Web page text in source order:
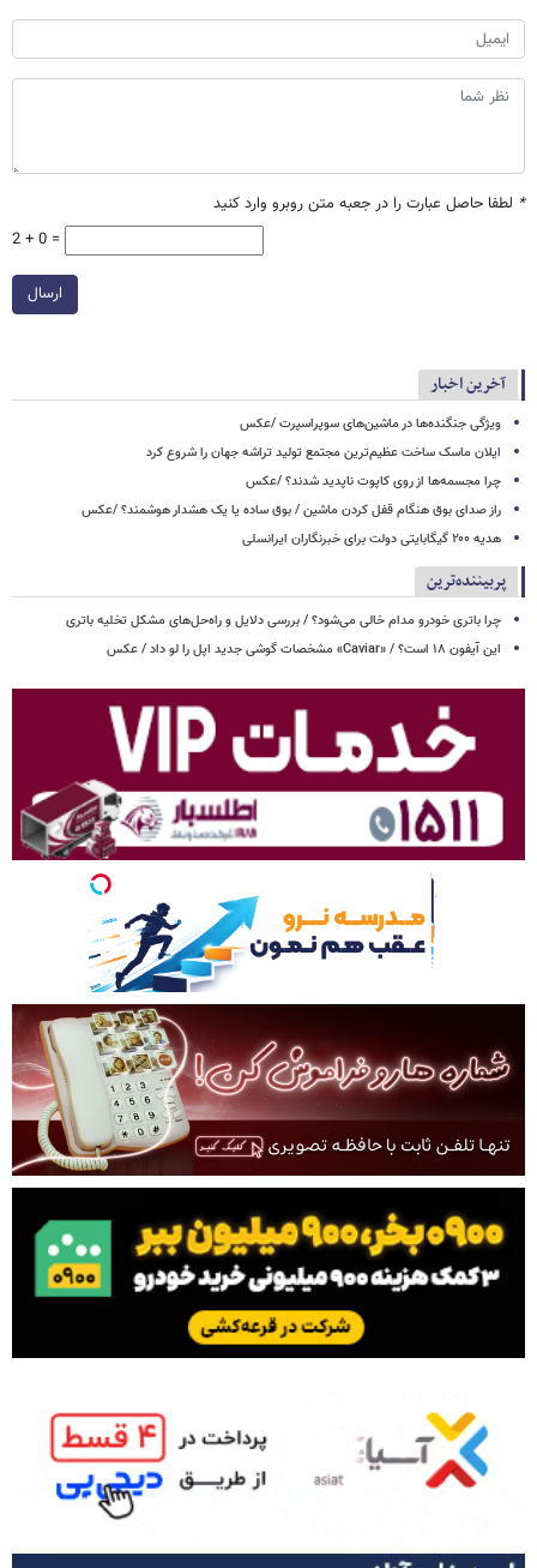
* لطفا حاصل عبارت را در جعبه متن روبرو وارد کنید
2 + 0 =
ارسال
آخرین اخبار
ویژگی جنگنده‌ها در ماشین‌های سوپراسپرت /عکس
ایلان ماسک ساخت عظیم‌ترین مجتمع تولید تراشه جهان را شروع کرد
چرا مجسمه‌ها از روی کاپوت‌ ناپدید شدند؟ /عکس
راز صدای بوق هنگام قفل کردن ماشین / بوق ساده یا یک هشدار هوشمند؟ /عکس
هدیه ۲۰۰ گیگابایتی دولت برای خبرنگاران ایرانسلی
پربیننده‌ترین
چرا باتری خودرو مدام خالی می‌شود؟ / بررسی دلایل و راه‌حل‌های مشکل تخلیه باتری
این آیفون ۱۸ است؟ / «Caviar» مشخصات گوشی جدید اپل را لو داد / عکس